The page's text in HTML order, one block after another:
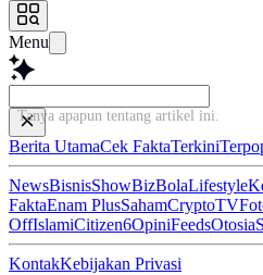
Menu
Tanya apapun tentang artikel ini...
Berita UtamaCek FaktaTerkini
NewsBisnisShowBizBolaLifestyle
FaktaEnam PlusSahamCryptoTV
OffIslamiCitizen6OpiniFeedsOtosia
KontakKebijakan Privasi